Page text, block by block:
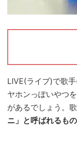
LIVE(ライブ)で歌
ヤホンっぽいやつ
があるでしょう。
ニ」と呼ばれるもの